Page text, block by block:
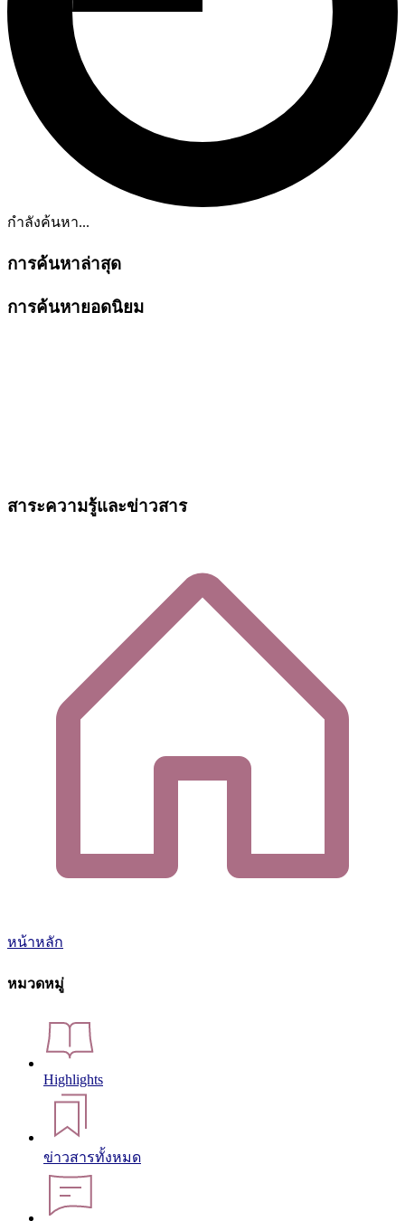
กำลังค้นหา...
การค้นหาล่าสุด
การค้นหายอดนิยม
สาระความรู้และข่าวสาร
หน้าหลัก
หมวดหมู่
Highlights
ข่าวสารทั้งหมด